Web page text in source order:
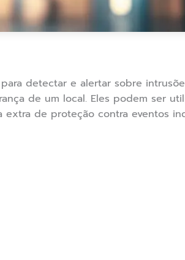
detectar e alertar sobre
de um local. Eles podem ser
de proteção contra eventos